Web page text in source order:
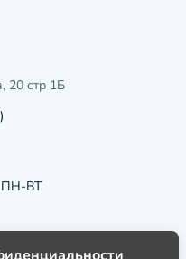
20 стр 1Б
ПН-ВТ